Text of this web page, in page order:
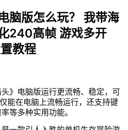
戏多开 后台挂机 按键
设置教程
脑版怎么玩？ 我带海
240高帧 游戏多开
教程
》电脑版运行更流畅、稳定，可
能在电脑上流畅运行，还支持键
等多种实用功能。